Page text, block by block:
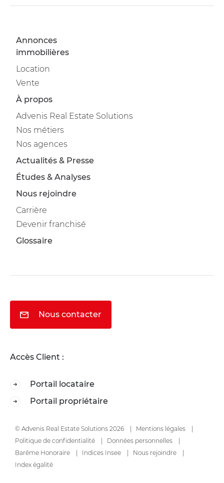
Annonces
immobilières
Location
Vente
À propos
Advenis Real Estate Solutions
Nos métiers
Nos agences
Actualités & Presse
Études & Analyses
Nous rejoindre
Carrière
Devenir franchisé
Glossaire
Nous contacter
Accès Client :
Portail locataire
Portail propriétaire
© Advenis Real Estate Solutions 2026
Mentions légales
Politique de confidentialité
Données personnelles
Barême Honoraire
Indices Insee
Nous rejoindre
Index égalité